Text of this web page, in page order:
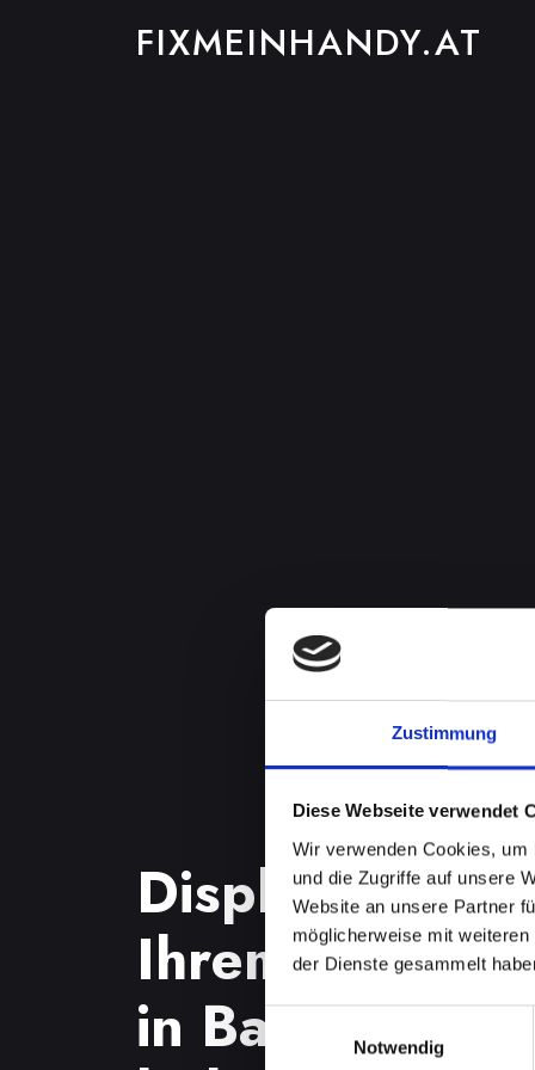
Zustimmung
Diese Webseite verwendet
Wir verwenden Cookies,
und die Zugriffe auf unsere
Website an unsere Partner
möglicherweise mit
der Dienste gesammelt
Einwilligungsauswahl
Notwendig
FIXMEINHANDY.AT
Ihrem
in Bad-